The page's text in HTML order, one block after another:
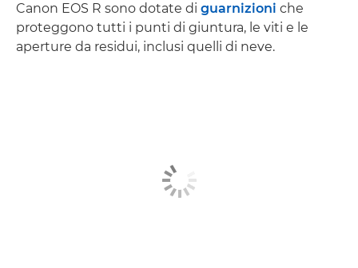
Canon EOS R sono dotate di guarnizioni che
proteggono tutti i punti di giuntura, le viti e le
aperture da residui, inclusi quelli di neve.